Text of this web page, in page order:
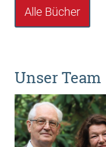
Alle Bücher
Unser Team